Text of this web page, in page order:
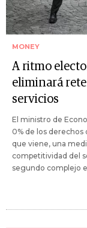
MONEY
A ritmo
eliminará
servicios
El ministro de
0% de los derechos
que viene, una
competitividad del
segundo complejo